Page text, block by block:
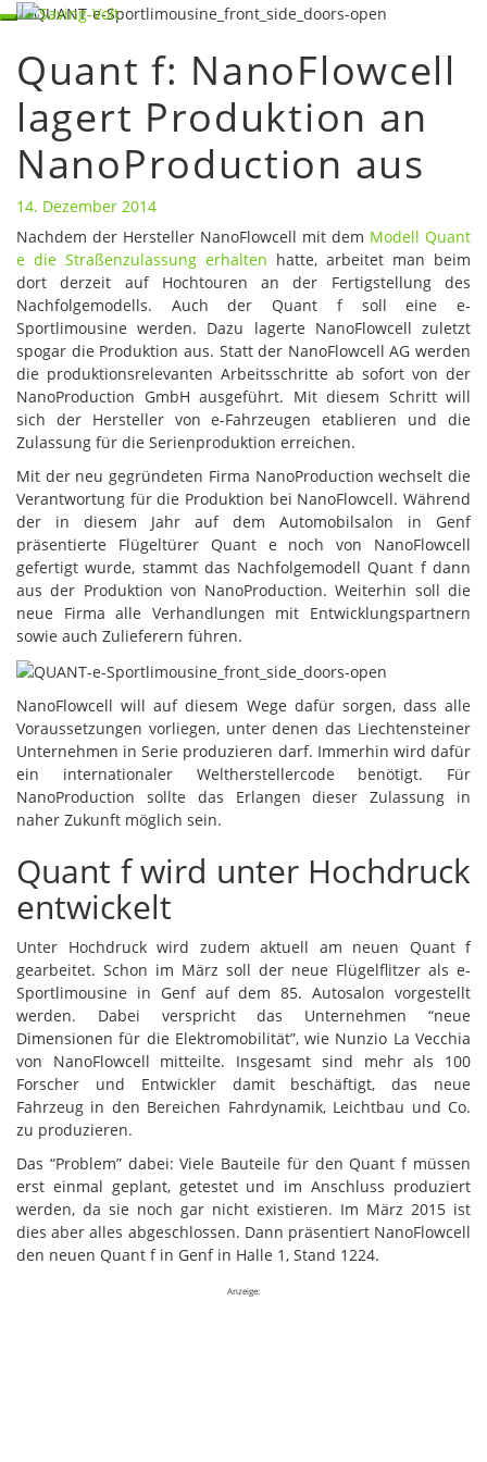
Skip
content
Toggle
Quant
f:
NanoFlowcell
lagert
Produktion
an
aus
Quant f: NanoFlowcell
lagert Produktion an
NanoProduction aus
14. Dezember 2014
Nachdem der Hersteller NanoFlowcell mit dem Modell Quant
e die Straßenzulassung erhalten hatte, arbeitet man beim
dort derzeit auf Hochtouren an der Fertigstellung des
Nachfolgemodells. Auch der Quant f soll eine e-
Sportlimousine werden. Dazu lagerte NanoFlowcell zuletzt
spogar die Produktion aus. Statt der NanoFlowcell AG werden
die produktionsrelevanten Arbeitsschritte ab sofort von der
NanoProduction GmbH ausgeführt. Mit diesem Schritt will
sich der Hersteller von e-Fahrzeugen etablieren und die
Zulassung für die Serienproduktion erreichen.
Mit der neu gegründeten Firma NanoProduction wechselt die
Verantwortung für die Produktion bei NanoFlowcell. Während
der in diesem Jahr auf dem Automobilsalon in Genf
präsentierte Flügeltürer Quant e noch von NanoFlowcell
gefertigt wurde, stammt das Nachfolgemodell Quant f dann
aus der Produktion von NanoProduction. Weiterhin soll die
neue Firma alle Verhandlungen mit Entwicklungspartnern
sowie auch Zulieferern führen.
NanoFlowcell will auf diesem Wege dafür sorgen, dass alle
Voraussetzungen vorliegen, unter denen das Liechtensteiner
Unternehmen in Serie produzieren darf. Immerhin wird dafür
ein internationaler Weltherstellercode benötigt. Für
NanoProduction sollte das Erlangen dieser Zulassung in
naher Zukunft möglich sein.
Quant f wird unter Hochdruck
entwickelt
Unter Hochdruck wird zudem aktuell am neuen Quant f
gearbeitet. Schon im März soll der neue Flügelflitzer als e-
Sportlimousine in Genf auf dem 85. Autosalon vorgestellt
werden. Dabei verspricht das Unternehmen “neue
Dimensionen für die Elektromobilität”, wie Nunzio La Vecchia
von NanoFlowcell mitteilte. Insgesamt sind mehr als 100
Forscher und Entwickler damit beschäftigt, das neue
Fahrzeug in den Bereichen Fahrdynamik, Leichtbau und Co.
zu produzieren.
Das “Problem” dabei: Viele Bauteile für den Quant f müssen
erst einmal geplant, getestet und im Anschluss produziert
werden, da sie noch gar nicht existieren. Im März 2015 ist
dies aber alles abgeschlossen. Dann präsentiert NanoFlowcell
den neuen Quant f in Genf in Halle 1, Stand 1224.
Anzeige: